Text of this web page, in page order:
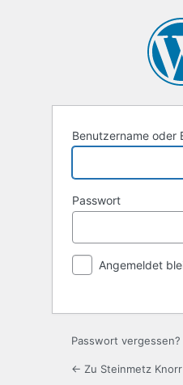
Benutzername oder
Passwort
Angemeldet
Passwort vergessen?
← Zu Steinmetz Knorr